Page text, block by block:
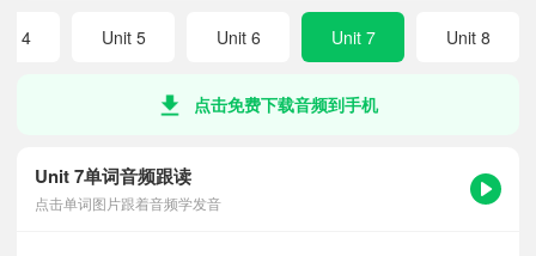
4 Unit 5 Unit 6 Unit 7 Unit 8
点击免费下载音频到手机
Unit 7单词音频跟读
点击单词图片跟着音频学发音